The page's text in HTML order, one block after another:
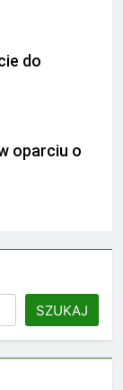
do
oparciu o
SZUKAJ